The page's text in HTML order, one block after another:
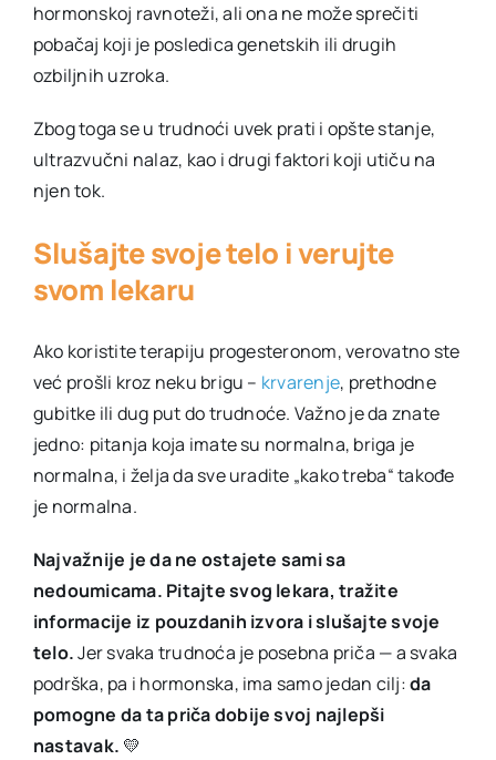
hormonskoj ravnoteži, ali ona ne može sprečiti
pobačaj koji je posledica genetskih ili drugih
ozbiljnih uzroka.
Zbog toga se u trudnoći uvek prati i opšte stanje,
ultrazvučni nalaz, kao i drugi faktori koji utiču na
njen tok.
Slušajte svoje telo i verujte
svom lekaru
Ako koristite terapiju progesteronom, verovatno ste
već prošli kroz neku brigu – krvarenje, prethodne
gubitke ili dug put do trudnoće. Važno je da znate
jedno: pitanja koja imate su normalna, briga je
normalna, i želja da sve uradite „kako treba“ takođe
je normalna.
Najvažnije je da ne ostajete sami sa
nedoumicama. Pitajte svog lekara, tražite
informacije iz pouzdanih izvora i slušajte svoje
telo.Jer svaka trudnoća je posebna priča — a svaka
podrška, pa i hormonska, ima samo jedan cilj:da
pomogne da ta priča dobije svoj najlepši
nastavak. 💛